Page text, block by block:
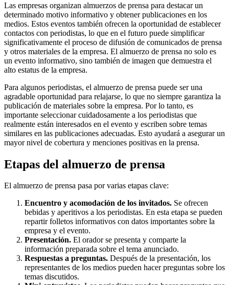
Las empresas organizan almuerzos de prensa para destacar un
determinado motivo informativo y obtener publicaciones en los
medios. Estos eventos también ofrecen la oportunidad de establecer
contactos con periodistas, lo que en el futuro puede simplificar
significativamente el proceso de difusión de comunicados de prensa
y otros materiales de la empresa. El almuerzo de prensa no solo es
un evento informativo, sino también de imagen que demuestra el
alto estatus de la empresa.
Para algunos periodistas, el almuerzo de prensa puede ser una
agradable oportunidad para relajarse, lo que no siempre garantiza la
publicación de materiales sobre la empresa. Por lo tanto, es
importante seleccionar cuidadosamente a los periodistas que
realmente están interesados en el evento y escriben sobre temas
similares en las publicaciones adecuadas. Esto ayudará a asegurar un
mayor nivel de cobertura y menciones positivas en la prensa.
Etapas del almuerzo de prensa
El almuerzo de prensa pasa por varias etapas clave:
Encuentro y acomodación de los invitados. Se ofrecen
bebidas y aperitivos a los periodistas. En esta etapa se pueden
repartir folletos informativos con datos importantes sobre la
empresa y el evento.
Presentación. El orador se presenta y comparte la
información preparada sobre el tema anunciado.
Respuestas a preguntas. Después de la presentación, los
representantes de los medios pueden hacer preguntas sobre los
temas discutidos.